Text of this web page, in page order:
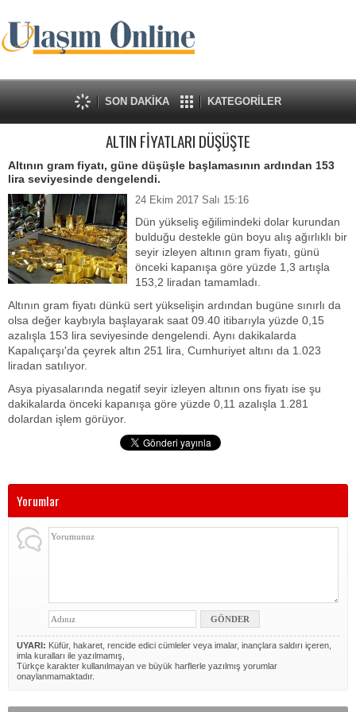
SON DAKİKA KATEGORİLER
ALTIN FİYATLARI DÜŞÜŞTE
Altının gram fiyatı, güne düşüşle başlamasının ardından 153
lira seviyesinde dengelendi.
24 Ekim 2017 Salı 15:16
Dün yükseliş eğilimindeki dolar kurundan
bulduğu destekle gün boyu alış ağırlıklı bir
seyir izleyen altının gram fiyatı, günü
önceki kapanışa göre yüzde 1,3 artışla
153,2 liradan tamamladı.
Altının gram fiyatı dünkü sert yükselişin ardından bugüne sınırlı da
olsa değer kaybıyla başlayarak saat 09.40 itibarıyla yüzde 0,15
azalışla 153 lira seviyesinde dengelendi. Aynı dakikalarda
Kapalıçarşı'da çeyrek altın 251 lira, Cumhuriyet altını da 1.023
liradan satılıyor.
Asya piyasalarında negatif seyir izleyen altının ons fiyatı ise şu
dakikalarda önceki kapanışa göre yüzde 0,11 azalışla 1.281
dolardan işlem görüyor.
Yorumlar
UYARI: Küfür, hakaret, rencide edici cümleler veya imalar, inançlara saldırı içeren,
imla kuralları ile yazılmamış,
Türkçe karakter kullanılmayan ve büyük harflerle yazılmış yorumlar
onaylanmamaktadır.